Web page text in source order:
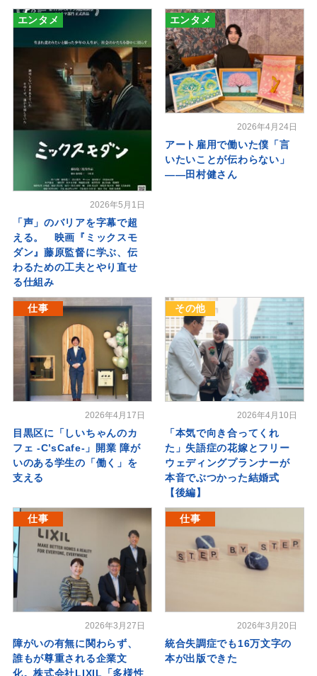
エンタメ
2026年5月1日
「声」のバリアを字幕で超
える。 映画『ミックスモ
ダン』藤原監督に学ぶ、伝
わるための工夫とやり直せ
る仕組み
エンタメ
2026年4月24日
アート雇用で働いた僕「言
いたいことが伝わらない」
――田村健さん
仕事
2026年4月17日
目黒区に「しいちゃんのカ
フェ -C’sCafe-」開業 障が
いのある学生の「働く」を
支える
その他
2026年4月10日
「本気で向き合ってくれ
た」失語症の花嫁とフリー
ウェディングプランナーが
本音でぶつかった結婚式
【後編】
仕事
2026年3月27日
障がいの有無に関わらず、
誰もが尊重される企業文
化。株式会社LIXIL「多様性
仕事
2026年3月20日
統合失調症でも16万文字の
本が出版できた